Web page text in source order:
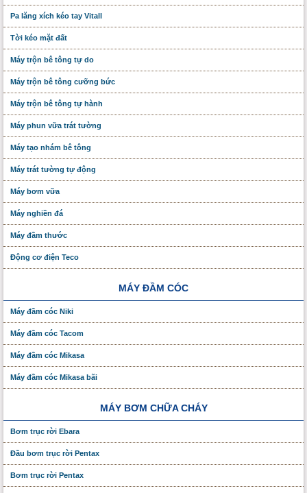
Pa lăng xích kéo tay Vitall
Tời kéo mặt đất
Máy trộn bê tông tự do
Máy trộn bê tông cưỡng bức
Máy trộn bê tông tự hành
Máy phun vữa trát tường
Máy tạo nhám bê tông
Máy trát tường tự động
Máy bơm vữa
Máy nghiền đá
Máy đầm thước
Động cơ điện Teco
MÁY ĐẦM CÓC
Máy đầm cóc Niki
Máy đầm cóc Tacom
Máy đầm cóc Mikasa
Máy đầm cóc Mikasa bãi
MÁY BƠM CHỮA CHÁY
Bơm trục rời Ebara
Đầu bơm trục rời Pentax
Bơm trục rời Pentax